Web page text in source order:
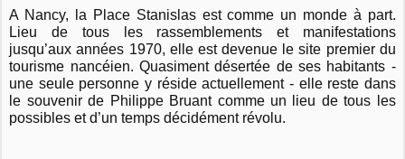
A Nancy, la Place Stanislas est comme un monde à part.
Lieu de tous les rassemblements et manifestations
jusqu’aux années 1970, elle est devenue le site premier du
tourisme nancéien. Quasiment désertée de ses habitants -
une seule personne y réside actuellement - elle reste dans
le souvenir de Philippe Bruant comme un lieu de tous les
possibles et d’un temps décidément révolu.